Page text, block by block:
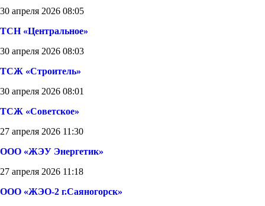
30 апреля 2026 08:05
ТСН «Центральное»
30 апреля 2026 08:03
ТСЖ «Строитель»
30 апреля 2026 08:01
ТСЖ «Советское»
27 апреля 2026 11:30
ООО «ЖЭУ Энергетик»
27 апреля 2026 11:18
ООО «ЖЭО-2 г.Саяногорск»